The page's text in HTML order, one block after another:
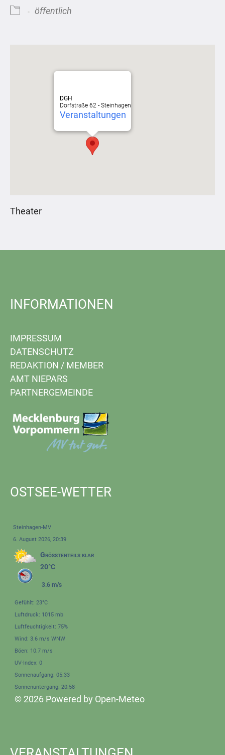
öffentlich
DGH
Dorfstraße 62 - Steinhagen
Veranstaltungen
Theater
INFORMATIONEN
IMPRESSUM
DATENSCHUTZ
REDAKTION / MEMBER
AMT NIEPARS
PARTNERGEMEINDE
OSTSEE-WETTER
Steinhagen-MV
6. August 2026, 20:39
Größtenteils klar
20°C
3.6 m/s
Gefühlt: 23°C
Luftdruck: 1015 mb
Luftfeuchtigkeit: 75%
Wind: 3.6 m/s WNW
Böen: 10.7 m/s
UV-Index: 0
Sonnenaufgang: 05:33
Sonnenuntergang: 20:58
© 2026 Powered by Open-Meteo